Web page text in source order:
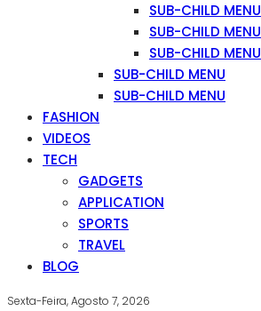
SUB-CHILD MENU
SUB-CHILD MENU
SUB-CHILD MENU
SUB-CHILD MENU
SUB-CHILD MENU
FASHION
VIDEOS
TECH
GADGETS
APPLICATION
SPORTS
TRAVEL
BLOG
Sexta-Feira, Agosto 7, 2026